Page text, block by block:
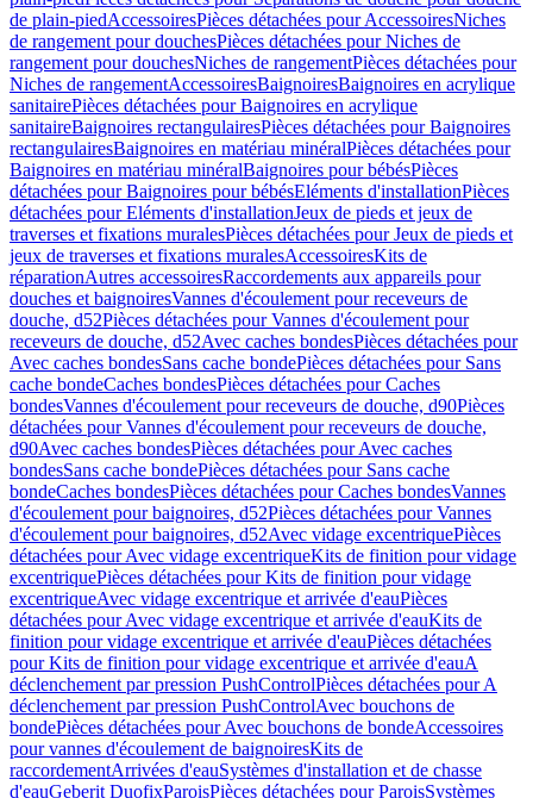
de plain-piedAccessoiresPièces détachées pour AccessoiresNiches
de rangement pour douchesPièces détachées pour Niches de
rangement pour douchesNiches de rangementPièces détachées pour
Niches de rangementAccessoiresBaignoiresBaignoires en acrylique
sanitairePièces détachées pour Baignoires en acrylique
sanitaireBaignoires rectangulairesPièces détachées pour Baignoires
rectangulairesBaignoires en matériau minéralPièces détachées pour
Baignoires en matériau minéralBaignoires pour bébésPièces
détachées pour Baignoires pour bébésEléments d'installationPièces
détachées pour Eléments d'installationJeux de pieds et jeux de
traverses et fixations muralesPièces détachées pour Jeux de pieds et
jeux de traverses et fixations muralesAccessoiresKits de
réparationAutres accessoiresRaccordements aux appareils pour
douches et baignoiresVannes d'écoulement pour receveurs de
douche, d52Pièces détachées pour Vannes d'écoulement pour
receveurs de douche, d52Avec caches bondesPièces détachées pour
Avec caches bondesSans cache bondePièces détachées pour Sans
cache bondeCaches bondesPièces détachées pour Caches
bondesVannes d'écoulement pour receveurs de douche, d90Pièces
détachées pour Vannes d'écoulement pour receveurs de douche,
d90Avec caches bondesPièces détachées pour Avec caches
bondesSans cache bondePièces détachées pour Sans cache
bondeCaches bondesPièces détachées pour Caches bondesVannes
d'écoulement pour baignoires, d52Pièces détachées pour Vannes
d'écoulement pour baignoires, d52Avec vidage excentriquePièces
détachées pour Avec vidage excentriqueKits de finition pour vidage
excentriquePièces détachées pour Kits de finition pour vidage
excentriqueAvec vidage excentrique et arrivée d'eauPièces
détachées pour Avec vidage excentrique et arrivée d'eauKits de
finition pour vidage excentrique et arrivée d'eauPièces détachées
pour Kits de finition pour vidage excentrique et arrivée d'eauA
déclenchement par pression PushControlPièces détachées pour A
déclenchement par pression PushControlAvec bouchons de
bondePièces détachées pour Avec bouchons de bondeAccessoires
pour vannes d'écoulement de baignoiresKits de
raccordementArrivées d'eauSystèmes d'installation et de chasse
d'eauGeberit DuofixParoisPièces détachées pour ParoisSystèmes